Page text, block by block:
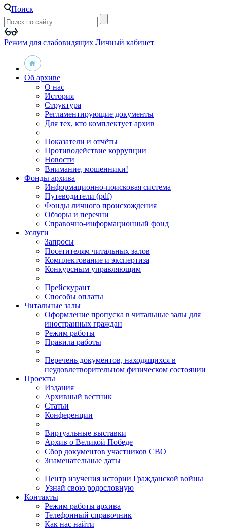
Поиск
Режим для слабовидящих Личный кабинет
Об архиве
О нас
История
Структура
Регламентирующие документы
Для тех, кто комплектует архив
Показатели и отчёты
Противодействие коррупции
Новости
Внимание, мошенники!
Фонды архива
Информационно-поисковая система
Путеводители (pdf)
Фонды личного происхождения
Обзоры и перечни
Справочно-информационный фонд
Услуги
Запросы
Посетителям читальных залов
Комплектование и экспертиза
Конкурсным управляющим
Прейскурант
Способы оплаты
Читальные залы
Оформление пропуска в читальные залы для
иностранных граждан
Режим работы
Правила работы
Перечень документов, находящихся в
неудовлетворительном физическом состоянии
Проекты
Издания
Архивный вестник
Статьи
Конференции
Виртуальные выставки
Архив о Великой Победе
Сбор документов участников СВО
Знаменательные даты
Центр изучения истории Гражданской войны
Узнай свою родословную
Контакты
Режим работы архива
Телефонный справочник
Как нас найти